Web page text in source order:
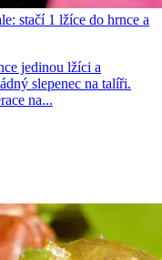
stačí 1 lžíce do hrnce a
jedinou lžíci a
slepenec na talíři.
na...